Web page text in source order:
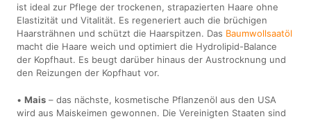
ist ideal zur Pflege der trockenen, strapazierten Haare ohne
Elastizität und Vitalität. Es regeneriert auch die brüchigen
Haarsträhnen und schützt die Haarspitzen. Das Baumwollsaatöl
macht die Haare weich und optimiert die Hydrolipid-Balance
der Kopfhaut. Es beugt darüber hinaus der Austrocknung und
den Reizungen der Kopfhaut vor.
•Mais – das nächste, kosmetische Pflanzenöl aus den USA
wird aus Maiskeimen gewonnen. Die Vereinigten Staaten sind